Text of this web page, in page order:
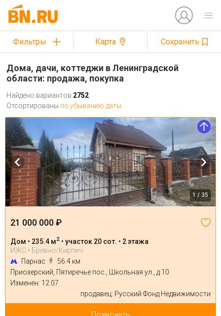
Фильтры Карта Сохранить
Дома, дачи, коттеджи в Ленинградской
области: продажа, покупка
Найдено вариантов 2752
Отсортированы по убыванию даты
1 / 35
21 000 000 ₽
Дом • 235.4 м2 • участок 20 сот. • 2 этажа
ИЖС • Бревно/Кирпич
Парнас
56.4 км
Приозерский, Пятиречье пос., Школьная ул., д 10
Изменен: 12.07
продавец: Русский Фонд Недвижимости